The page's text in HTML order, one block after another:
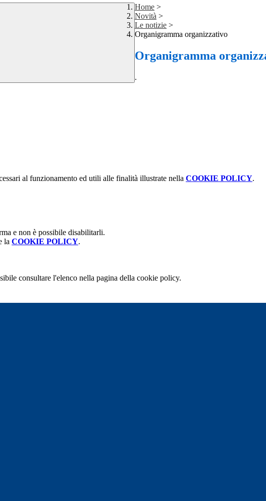
Home >
Novità >
Le notizie >
Organigramma organizzativo
Organigramma
.
al funzionamento ed utili alle finalità illustrate nella COOKIE POLICY.
e non è possibile disabilitarli.
la COOKIE POLICY.
consultare l'elenco nella pagina della cookie policy.